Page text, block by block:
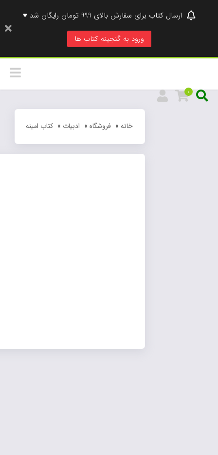
ارسال کتاب برای سفارش بالای 999 تومان رایگان شد ♥
ورود به گنجینه کتاب ها
فروشگاه » ادبیات» کتاب امینه